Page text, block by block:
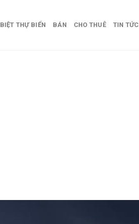
BIỆT THỰ BIỂN BÁN CHO THUÊ TIN TỨC